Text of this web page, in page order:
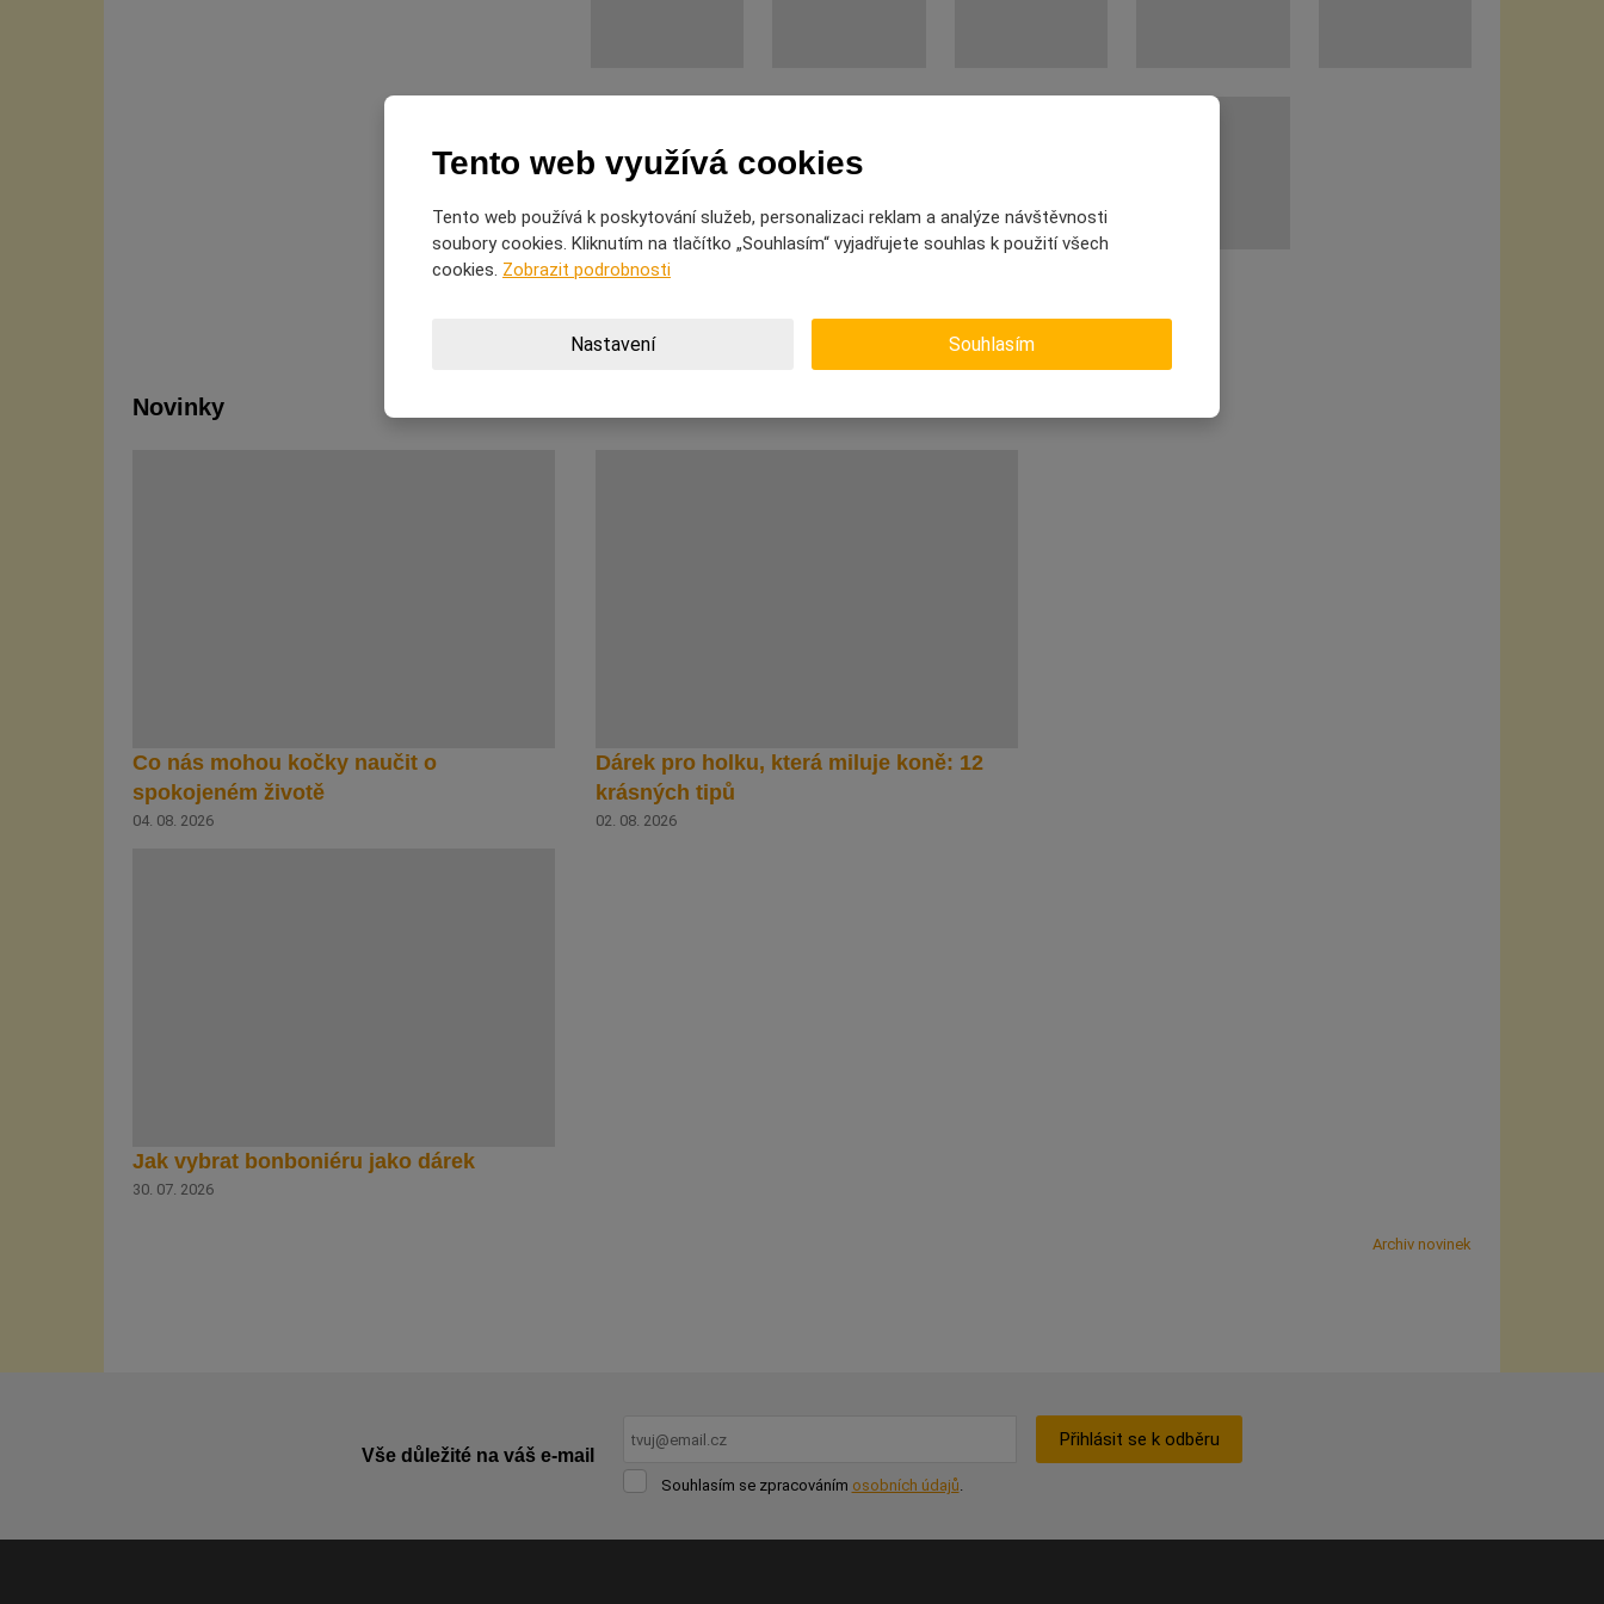
Novinky
Co nás mohou kočky naučit o
spokojeném životě
04. 08. 2026
Dárek pro holku, která miluje koně: 12
krásných tipů
02. 08. 2026
Jak vybrat bonboniéru jako dárek
30. 07. 2026
Archiv novinek
Vše důležité na váš e-mail
Souhlasím
osobních
Souhlasím se zpracováním osobních údajů.
Přihlásit se k odběru
Tento web využívá cookies
Tento web používá k poskytování služeb, personalizaci reklam a analýze návštěvnosti
soubory cookies. Kliknutím na tlačítko „Souhlasím“ vyjadřujete souhlas k použití všech
cookies. Zobrazit podrobnosti
Nastavení Souhlasím